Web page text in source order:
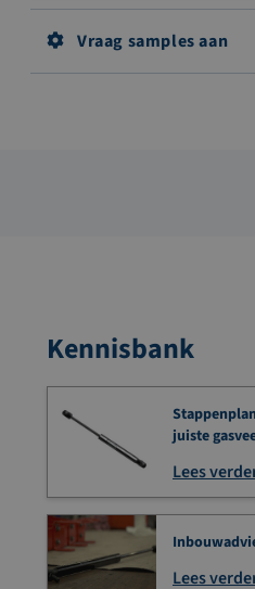
Vraag samples aan
Kennisbank
juiste
Lees
Lees